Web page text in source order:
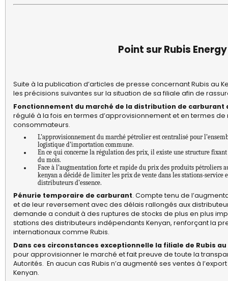
Point sur Rubis
Suite à la publication d’articles de presse concernant Rubis au
les précisions suivantes sur la situation de sa filiale afin de
Fonctionnement du marché de la distribution de carburant
régulé à la fois en termes d’approvisionnement et en termes
consommateurs.
L’approvisionnement du marché pétrolier est centralisé pour
logistique d’importation commune.
En ce qui concerne la régulation des prix, il existe une structure
du mois.
Face à l’augmentation forte et rapide du prix des produits pétroliers
kenyan a décidé de limiter les prix de vente dans les stations-
distributeurs d’essence.
Pénurie temporaire de carburant. Compte tenu de
et de leur reversement avec des délais rallongés aux
demande a conduit à des ruptures de stocks de plus en plus
stations des distributeurs indépendants Kenyan, renforçant la
internationaux comme Rubis.
Dans ces circonstances exceptionnelle la filiale de Rubis
pour approvisionner le marché et fait preuve de toute la
Autorités. En aucun cas Rubis n’a augmenté ses ventes à
Kenyan.